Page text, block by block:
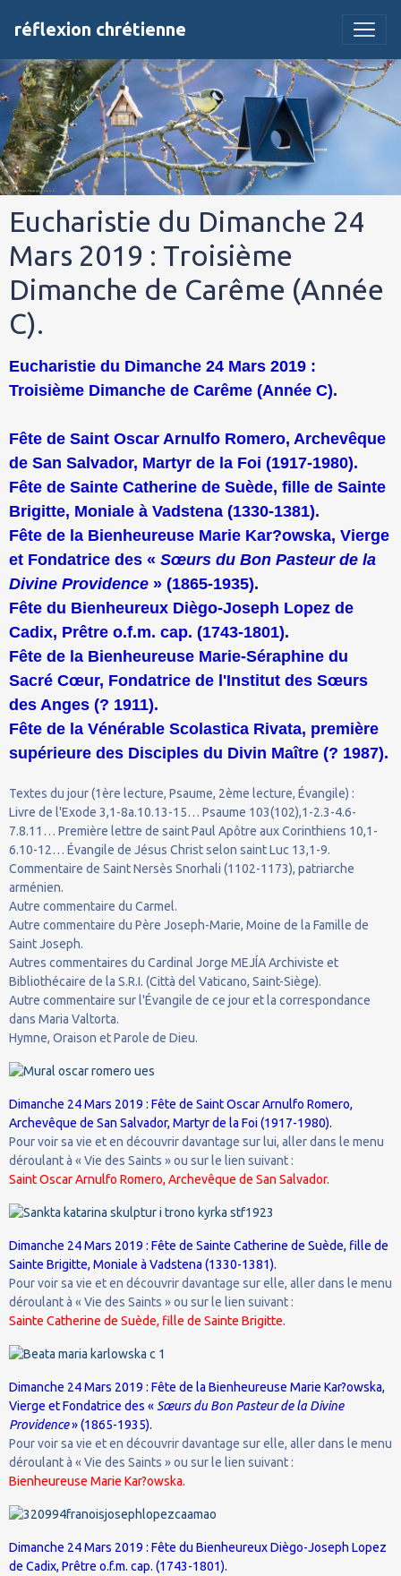
réflexion chrétienne
Eucharistie du Dimanche 24
Mars 2019 : Troisième
Dimanche de Carême (Année
C).
Eucharistie du Dimanche 24 Mars 2019 :
Troisième Dimanche de Carême (Année C).
Fête de Saint Oscar Arnulfo Romero, Archevêque
de San Salvador, Martyr de la Foi (1917-1980).
Fête de Sainte Catherine de Suède, fille de Sainte
Brigitte, Moniale à Vadstena (1330-1381).
Fête de la Bienheureuse Marie Kar?owska, Vierge
et Fondatrice des « Sœurs du Bon Pasteur de la
Divine Providence » (1865-1935).
Fête du Bienheureux Diègo-Joseph Lopez de
Cadix, Prêtre o.f.m. cap. (1743-1801).
Fête de la Bienheureuse Marie-Séraphine du
Sacré Cœur, Fondatrice de l'Institut des Sœurs
des Anges (? 1911).
Fête de la Vénérable Scolastica Rivata, première
supérieure des Disciples du Divin Maître (? 1987).
Textes du jour (1ère lecture, Psaume, 2ème lecture, Évangile) :
Livre de l'Exode 3,1-8a.10.13-15… Psaume 103(102),1-2.3-4.6-
7.8.11… Première lettre de saint Paul Apôtre aux Corinthiens 10,1-
6.10-12… Évangile de Jésus Christ selon saint Luc 13,1-9.
Commentaire de Saint Nersès Snorhali (1102-1173), patriarche
arménien.
Autre commentaire du Carmel.
Autre commentaire du Père Joseph-Marie, Moine de la Famille de
Saint Joseph.
Autres commentaires du Cardinal Jorge MEJÍA Archiviste et
Bibliothécaire de la S.R.I. (Città del Vaticano, Saint-Siège).
Autre commentaire sur l'Évangile de ce jour et la correspondance
dans Maria Valtorta.
Hymne, Oraison et Parole de Dieu.
Dimanche 24 Mars 2019 : Fête de Saint Oscar Arnulfo Romero,
Archevêque de San Salvador, Martyr de la Foi (1917-1980).
Pour voir sa vie et en découvrir davantage sur lui, aller dans le menu
déroulant à « Vie des Saints » ou sur le lien suivant :
Saint Oscar Arnulfo Romero, Archevêque de San Salvador.
Dimanche 24 Mars 2019 : Fête de Sainte Catherine de Suède, fille de
Sainte Brigitte, Moniale à Vadstena (1330-1381).
Pour voir sa vie et en découvrir davantage sur elle, aller dans le menu
déroulant à « Vie des Saints » ou sur le lien suivant :
Sainte Catherine de Suède, fille de Sainte Brigitte.
Dimanche 24 Mars 2019 : Fête de la Bienheureuse Marie Kar?owska,
Vierge et Fondatrice des « Sœurs du Bon Pasteur de la Divine
Providence» (1865-1935).
Pour voir sa vie et en découvrir davantage sur elle, aller dans le menu
déroulant à « Vie des Saints » ou sur le lien suivant :
Bienheureuse Marie Kar?owska.
Dimanche 24 Mars 2019 : Fête du Bienheureux Diègo-Joseph Lopez
de Cadix, Prêtre o.f.m. cap. (1743-1801).